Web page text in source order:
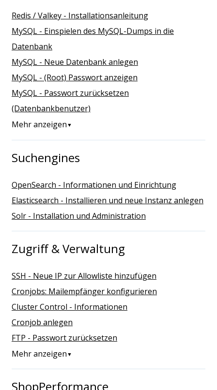
Redis / Valkey - Installationsanleitung
MySQL - Einspielen des MySQL-Dumps in die
Datenbank
MySQL - Neue Datenbank anlegen
MySQL - (Root) Passwort anzeigen
MySQL - Passwort zurücksetzen
(Datenbankbenutzer)
Mehr anzeigen ▼
Suchengines
OpenSearch - Informationen und Einrichtung
Elasticsearch - Installieren und neue Instanz anlegen
Solr - Installation und Administration
Zugriff & Verwaltung
SSH - Neue IP zur Allowliste hinzufügen
Cronjobs: Mailempfänger konfigurieren
Cluster Control - Informationen
Cronjob anlegen
FTP - Passwort zurücksetzen
Mehr anzeigen ▼
ShopPerformance